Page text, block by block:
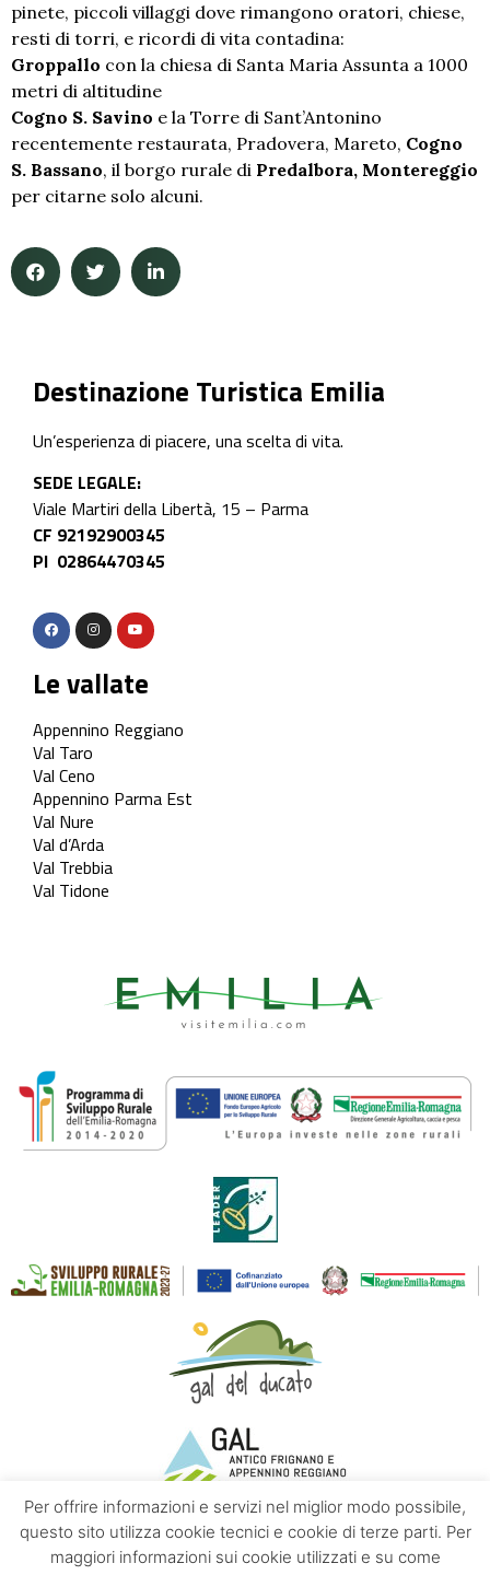
pinete, piccoli villaggi dove rimangono oratori, chiese,
resti di torri, e ricordi di vita contadina:
Groppallo con la chiesa di Santa Maria Assunta a 1000
metri di altitudine
Cogno S. Savino e la Torre di Sant’Antonino
recentemente restaurata, Pradovera, Mareto, Cogno
S. Bassano, il borgo rurale di Predalbora, Montereggio
per citarne solo alcuni.
Destinazione Turistica Emilia
Un’esperienza di piacere, una scelta di vita.
SEDE LEGALE:
Viale Martiri della Libertà, 15 – Parma
CF 92192900345
PI 02864470345
Le vallate
Appennino Reggiano
Val Taro
Val Ceno
Appennino Parma Est
Val Nure
Val d’Arda
Val Trebbia
Val Tidone
Contatti Chi siamo Privacy policy
Per offrire informazioni e servizi nel miglior modo possibile,
questo sito utilizza cookie tecnici e cookie di terze parti. Per
maggiori informazioni sui cookie utilizzati e su come